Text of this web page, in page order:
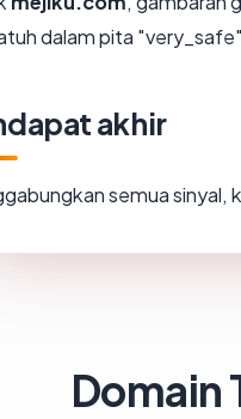
dalam pita
akhir
semua sinyal,
Domain